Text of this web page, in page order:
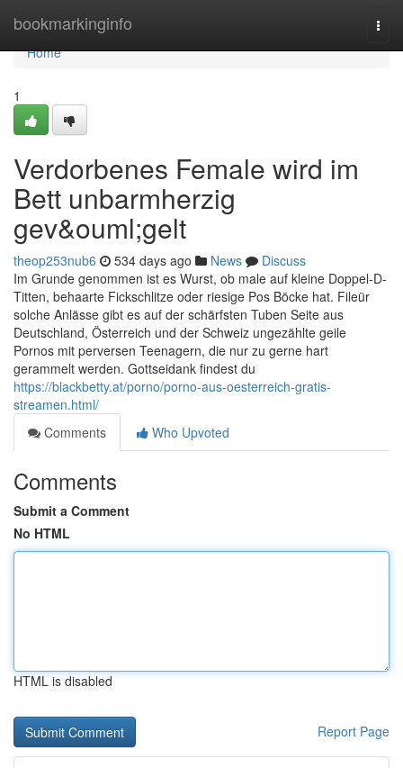
bookmarkinginfo
Home
Home
1
Verdorbenes Female wird im
Bett unbarmherzig
gev&ouml;gelt
theop253nub6 534 days ago News
Discuss
Im Grunde genommen ist es Wurst, ob male auf kleine Doppel-D-
Titten, behaarte Fickschlitze oder riesige Pos Böcke hat. Fileür
solche Anlässe gibt es auf der schärfsten Tuben Seite aus
Deutschland, Österreich und der Schweiz ungezählte geile
Pornos mit perversen Teenagern, die nur zu gerne hart
gerammelt werden. Gottseidank findest du
https://blackbetty.at/porno/porno-aus-oesterreich-gratis-
streamen.html/
Comments
Who Upvoted
Comments
Submit a Comment
No HTML
HTML is disabled
Report Page